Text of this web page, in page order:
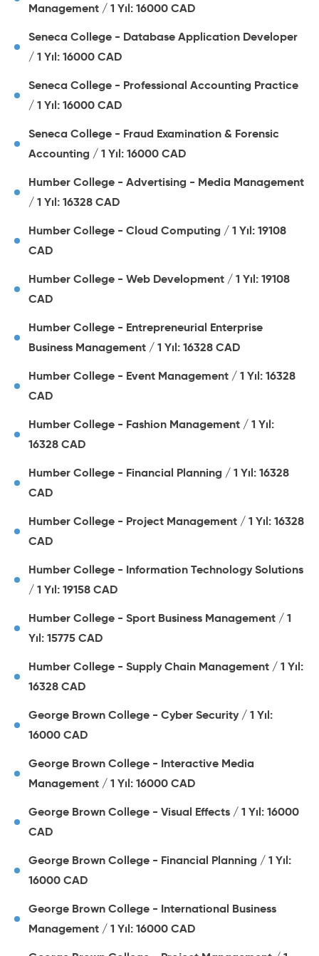
Management / 1 Yıl: 16000 CAD
Seneca College - Database Application Developer
/ 1 Yıl: 16000 CAD
Seneca College - Professional Accounting Practice
/ 1 Yıl: 16000 CAD
Seneca College - Fraud Examination & Forensic
Accounting / 1 Yıl: 16000 CAD
Humber College - Advertising - Media Management
/ 1 Yıl: 16328 CAD
Humber College - Cloud Computing / 1 Yıl: 19108
CAD
Humber College - Web Development / 1 Yıl: 19108
CAD
Humber College - Entrepreneurial Enterprise
Business Management / 1 Yıl: 16328 CAD
Humber College - Event Management / 1 Yıl: 16328
CAD
Humber College - Fashion Management / 1 Yıl:
16328 CAD
Humber College - Financial Planning / 1 Yıl: 16328
CAD
Humber College - Project Management / 1 Yıl: 16328
CAD
Humber College - Information Technology Solutions
/ 1 Yıl: 19158 CAD
Humber College - Sport Business Management / 1
Yıl: 15775 CAD
Humber College - Supply Chain Management / 1 Yıl:
16328 CAD
George Brown College - Cyber Security / 1 Yıl:
16000 CAD
George Brown College - Interactive Media
Management / 1 Yıl: 16000 CAD
George Brown College - Visual Effects / 1 Yıl: 16000
CAD
George Brown College - Financial Planning / 1 Yıl:
16000 CAD
George Brown College - International Business
Management / 1 Yıl: 16000 CAD